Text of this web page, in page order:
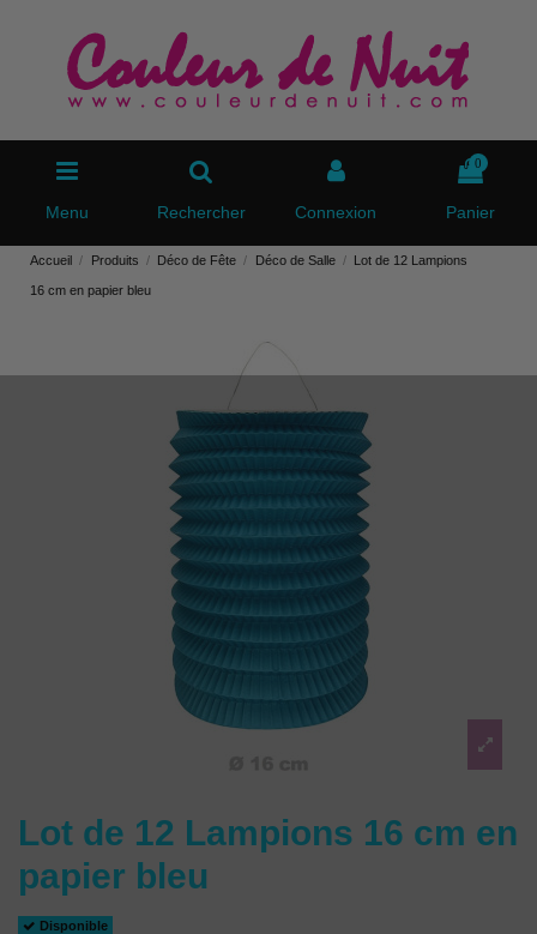
Menu Rechercher Connexion
0
Panier
Accueil Produits Déco de Fête Déco de Salle Lot de 12 Lampions
16 cm en papier bleu
Lot de 12 Lampions 16 cm en
papier bleu
Disponible